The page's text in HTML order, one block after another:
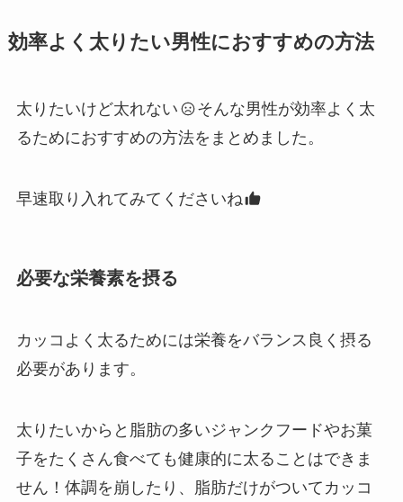
効率よく太りたい男性におすすめの方法
太りたいけど太れない
そんな男性が効率よく太
るためにおすすめの方法をまとめました。
早速取り入れてみてくださいね
必要な栄養素を摂る
カッコよく太るためには栄養をバランス良く摂る
必要があります。
太りたいからと脂肪の多いジャンクフードやお菓
子をたくさん食べても健康的に太ることはできま
せん！体調を崩したり、脂肪だけがついてカッコ